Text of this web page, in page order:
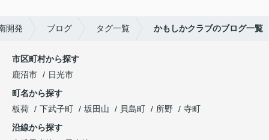
開発 ブログ タグ一覧 かもしかクラブのブログ一覧
市区町村から探す
鹿沼市
日光市
町名から探す
板荷
下武子町 坂田山 貝島町 所野
寺町
沿線から探す